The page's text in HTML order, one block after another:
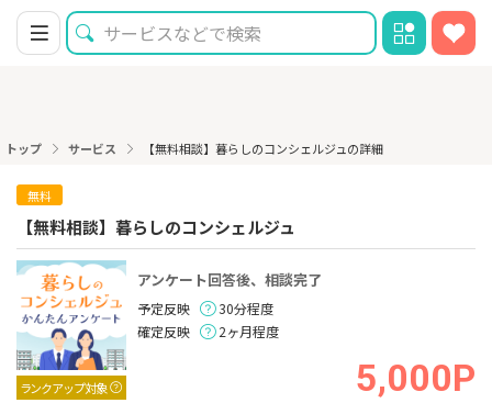
トップ サービス 【無料相談】暮らしのコンシェルジュの詳細
無料
【無料相談】暮らしのコンシェルジュ
ランクアップ対象
アンケート回答後、相談完了
予定反映
30分程度
確定反映
2ヶ月程度
5,000P